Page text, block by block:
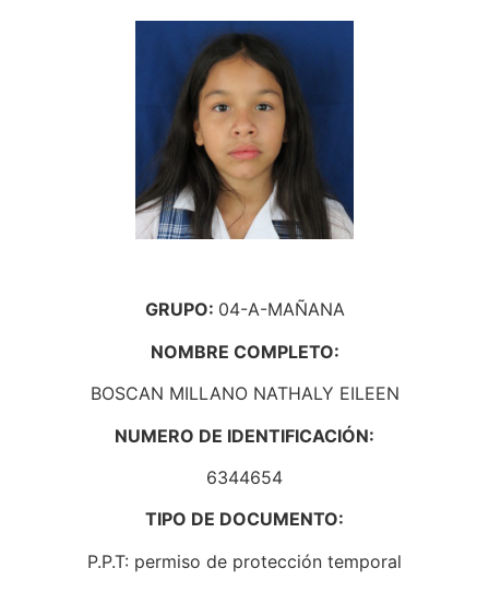
GRUPO: 04-A-MAÑANA
NOMBRE COMPLETO:
BOSCAN MILLANO NATHALY EILEEN
NUMERO DE IDENTIFICACIÓN:
6344654
TIPO DE DOCUMENTO:
P.P.T: permiso de protección temporal